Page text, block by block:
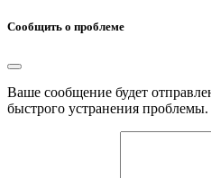
Сообщить о проблеме
Ваше сообщение будет
быстрого устранения проблемы.